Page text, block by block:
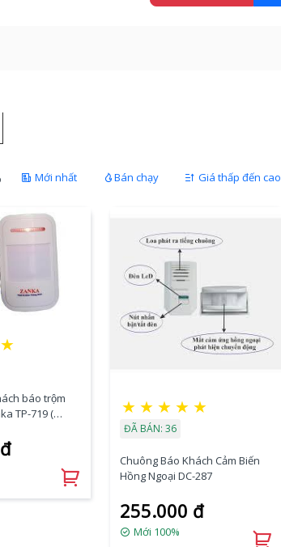
Mới nhất Bán chạy Giá thấp đến cao
★
báo trộm
TP-719 (
★ ★ ★ ★ ★
ĐÃ BÁN: 36
Chuông Báo Khách Cảm Biến
Hồng Ngoại DC-287
255.000 đ
Mới 100%